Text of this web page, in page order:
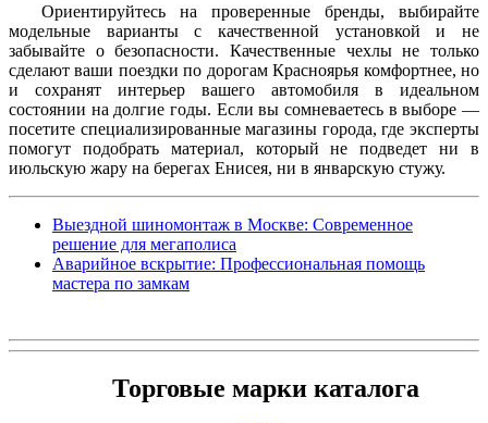
Ориентируйтесь на проверенные бренды, выбирайте
модельные варианты с качественной установкой и не
забывайте о безопасности. Качественные чехлы не только
сделают ваши поездки по дорогам Красноярья комфортнее, но
и сохранят интерьер вашего автомобиля в идеальном
состоянии на долгие годы. Если вы сомневаетесь в выборе —
посетите специализированные магазины города, где эксперты
помогут подобрать материал, который не подведет ни в
июльскую жару на берегах Енисея, ни в январскую стужу.
Выездной шиномонтаж в Москве: Современное
решение для мегаполиса
Аварийное вскрытие: Профессиональная помощь
мастера по замкам
Торговые марки каталога